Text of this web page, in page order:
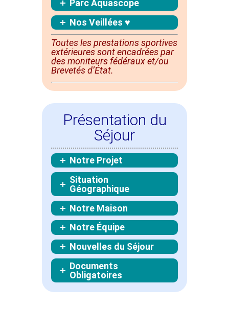
Parc Aquascope
Nos Veillées ♥
Toutes les prestations sportives
extérieures sontencadréespar
des moniteurs fédéraux et/ou
Brevetés d’État.
Présentation du
Séjour
Notre Projet
Situation
Géographique
Notre Maison
Notre Équipe
Nouvelles du Séjour
Documents
Obligatoires